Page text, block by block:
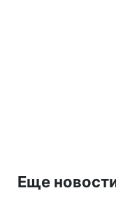
Еще